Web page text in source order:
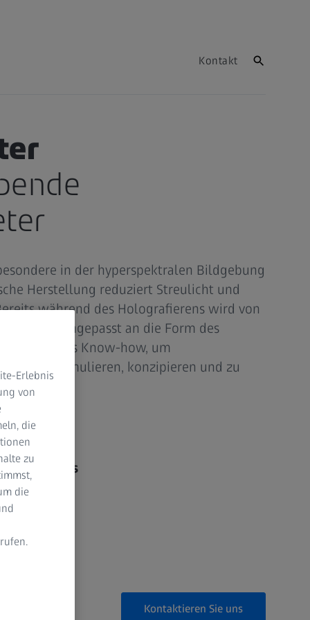
Kontakt
in der hyperspektralen Bildgebung
Herstellung reduziert Streulicht und
während des Holografierens wird von
angepasst an die Form des
über das Know-how, um
Gitter zu simulieren, konzipieren und zu
Talk
Verhältnis
Kontaktieren Sie uns
Erlebnis
von
die
zu
die